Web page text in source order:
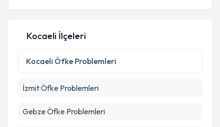
Kocaeli İlçeleri
Kocaeli Öfke Problemleri
İzmitÖfke Problemleri
Gebze Öfke Problemleri